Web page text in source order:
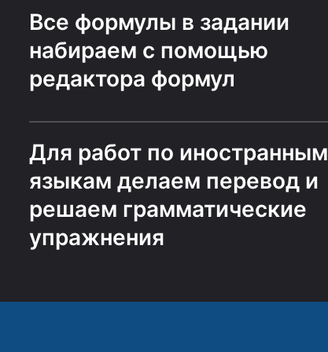
Все формулы в задании
набираем с помощью
редактора формул
Для работ по иностранным
языкам делаем перевод и
решаем грамматические
упражнения